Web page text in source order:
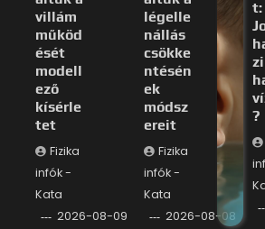
villám
működ
ését
modell
ező
kísérle
tet
Fizika
infók -
Kata
2026-08-09
légelle
nállás
csökke
ntésén
ek
módsz
ereit
Fizika
infók -
Kata
2026-08-08
t:
?